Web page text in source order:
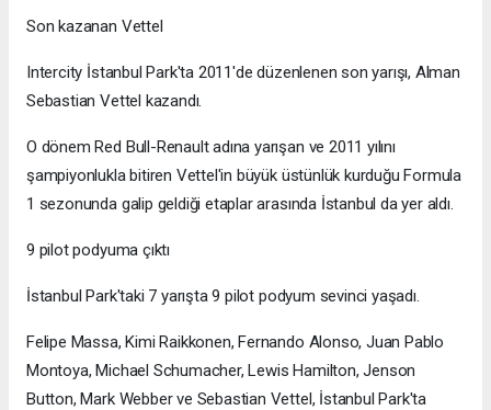
Son kazanan Vettel
Intercity İstanbul Park'ta 2011'de düzenlenen son yarışı, Alman
Sebastian Vettel kazandı.
O dönem Red Bull-Renault adına yarışan ve 2011 yılını
şampiyonlukla bitiren Vettel'in büyük üstünlük kurduğu Formula
1 sezonunda galip geldiği etaplar arasında İstanbul da yer aldı.
9 pilot podyuma çıktı
İstanbul Park'taki 7 yarışta 9 pilot podyum sevinci yaşadı.
Felipe Massa, Kimi Raikkonen, Fernando Alonso, Juan Pablo
Montoya, Michael Schumacher, Lewis Hamilton, Jenson
Button, Mark Webber ve Sebastian Vettel, İstanbul Park'ta